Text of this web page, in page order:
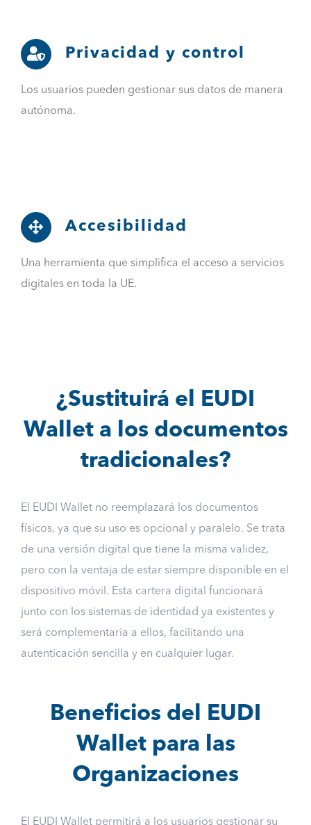
Privacidad y control
Los usuarios pueden gestionar sus datos de manera
autónoma.
Accesibilidad
Una herramienta que simplifica el acceso a servicios
digitales en toda la UE.
¿Sustituirá el EUDI
Wallet a los documentos
tradicionales?
El EUDI Wallet no reemplazará los documentos
físicos, ya que su uso es opcional y paralelo. Se trata
de una versión digital que tiene la misma validez,
pero con la ventaja de estar siempre disponible en el
dispositivo móvil. Esta cartera digital funcionará
junto con los sistemas de identidad ya existentes y
será complementaria a ellos, facilitando una
autenticación sencilla y en cualquier lugar.
Beneficios del EUDI
Wallet para las
Organizaciones
El EUDI Wallet permitirá a los usuarios gestionar su